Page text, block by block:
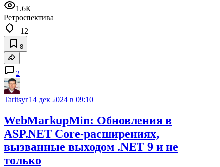
1.6K
Ретроспектива
+12
8
2
Taritsyn14 дек 2024 в 09:10
WebMarkupMin: Обновления в
ASP.NET Core-расширениях,
вызванные выходом .NET 9 и не
только